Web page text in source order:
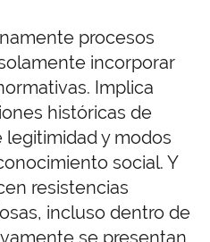
procesos
incorporar
Implica
históricas de
y modos
social. Y
resistencias
incluso dentro de
se presentan